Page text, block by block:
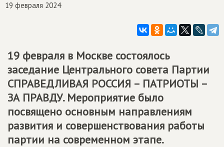
19 февраля 2024
19 февраля в Москве состоялось
заседание Центрального совета Партии
СПРАВЕДЛИВАЯ РОССИЯ – ПАТРИОТЫ –
ЗА ПРАВДУ. Мероприятие было
посвящено основным направлениям
развития и совершенствования работы
партии на современном этапе.